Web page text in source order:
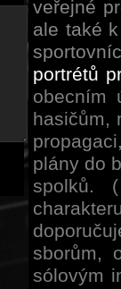
veřejné
ale také
portrétů
obecním
hasičům,
plány do
spolků.
sborům,
sólovým